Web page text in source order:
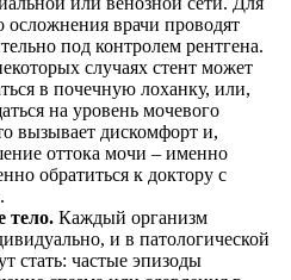
осложнения врачи проводят
под контролем рентгена.
случаях стент может
в почечную лоханку, или,
на уровень мочевого
вызывает дискомфорт и,
оттока мочи – именно
обратиться к доктору с
тело. Каждый организм
и в патологической
стать: частые эпизоды